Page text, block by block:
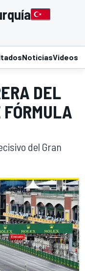
NoticiasVideos
DEL
FÓRMULA
del Gran